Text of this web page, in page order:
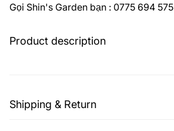
Gọi Shin's Garden bạn : 0775 694 575
Product description
Shipping & Return